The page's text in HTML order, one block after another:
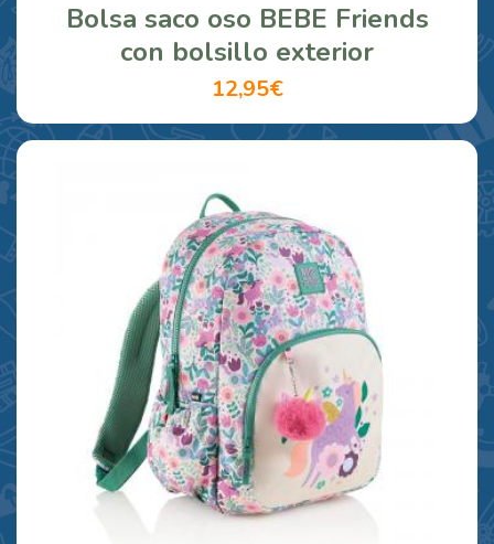
Bolsa saco oso BEBE Friends
con bolsillo exterior
12,95€